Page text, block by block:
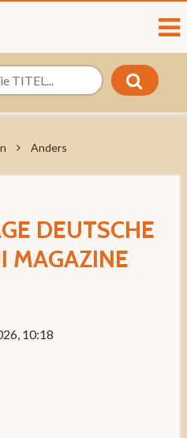
Anders
DEUTSCHE
MAGAZINE
10:18